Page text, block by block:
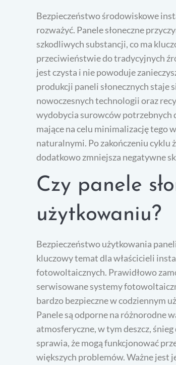
Bezpieczeństwo środowiskowe
rozważyć. Panele słoneczne
szkodliwych substancji, co ma
przeciwieństwie do tradycyjnych
jest czysta i nie powoduje
produkcji paneli słonecznych staje
nowoczesnych technologii oraz
wydobycia surowców potrzebnych
mające na celu minimalizację tego
naturalnymi. Po zakończeniu cyklu
dodatkowo zmniejsza negatywne
Czy panele
użytkowaniu?
Bezpieczeństwo użytkowania
kluczowy temat dla właścicieli
fotowoltaicznych. Prawidłowo
serwisowane systemy
bardzo bezpieczne w codziennym
Panele są odporne na różnorodne
atmosferyczne, w tym deszcz, śnieg
sprawia, że mogą funkcjonować
większych problemów. Ważne jest